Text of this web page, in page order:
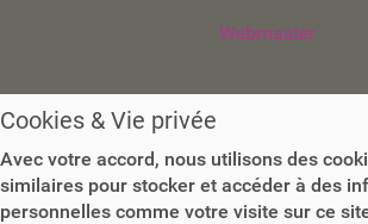
Webmaster
Cookies & Vie privée
Avec votre accord, nous utilisons des
similaires pour stocker et accéder à des
personnelles comme votre visite sur ce